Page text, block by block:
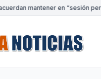
mantener en “sesión